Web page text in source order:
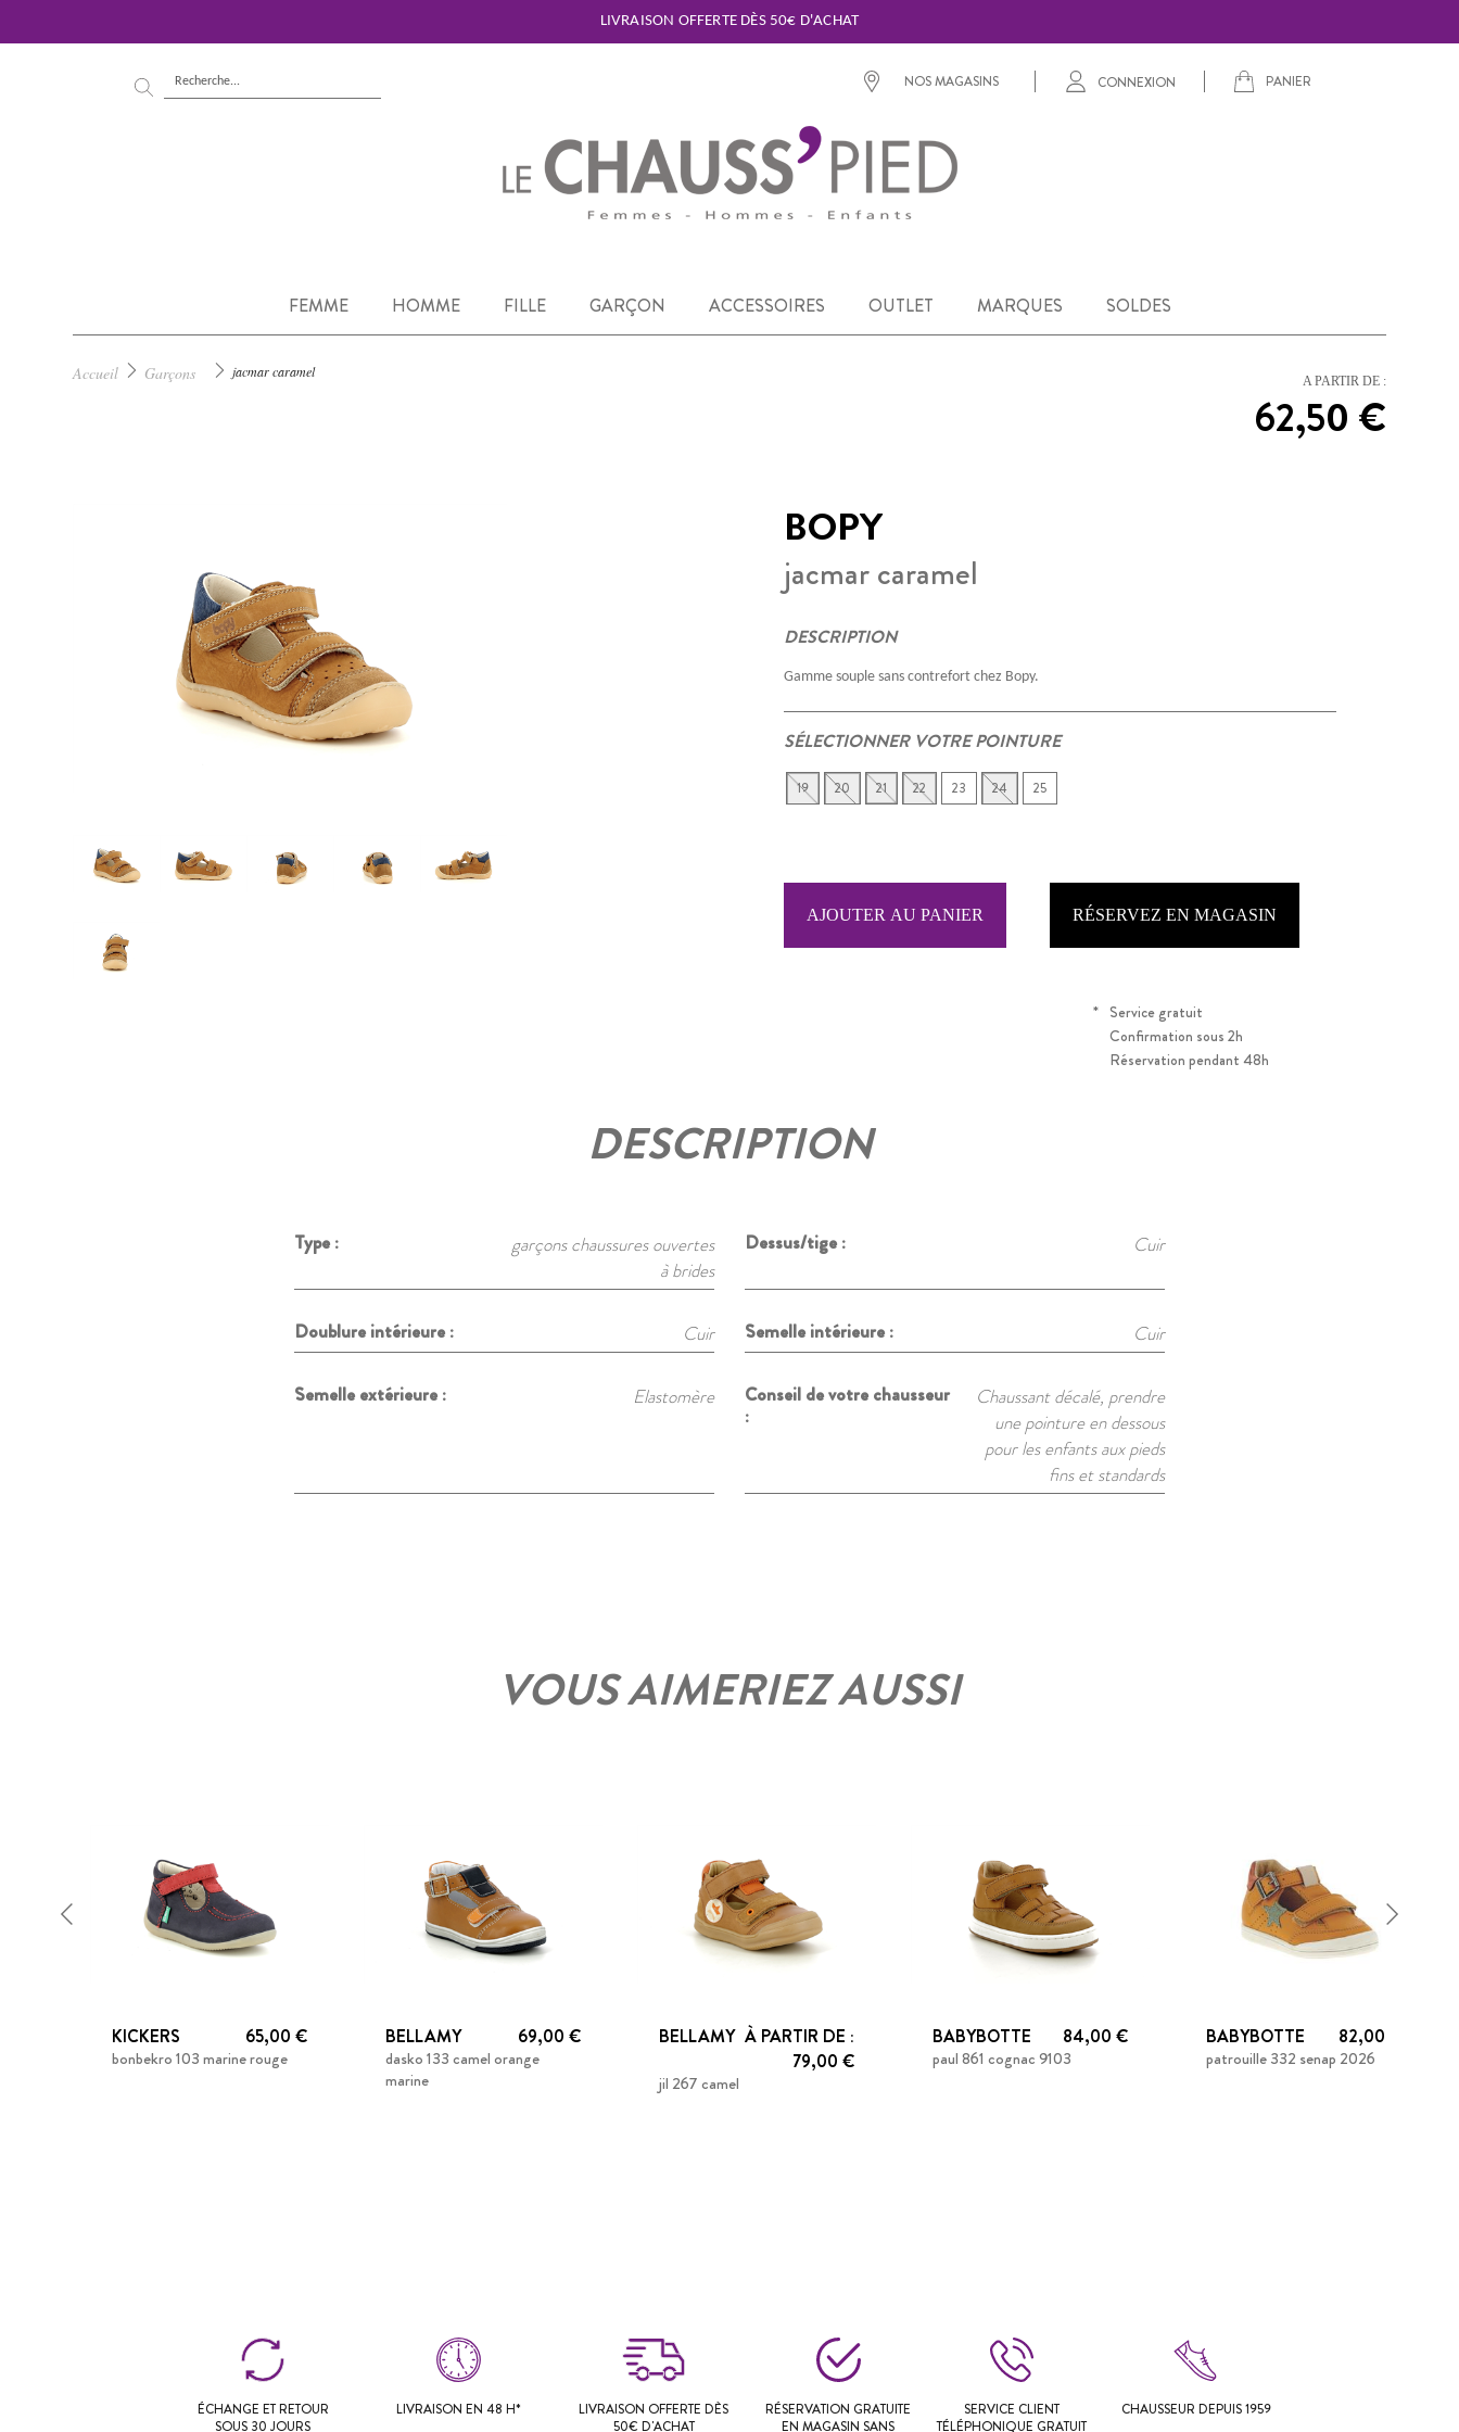
LIVRAISON OFFERTE DÈS 50€ D'ACHAT
NOS MAGASINS CONNEXION PANIER
FEMME HOMME FILLE GARÇON ACCESSOIRES OUTLET MARQUES SOLDES
Accueil Garçons jacmar caramel
BOPY
jacmar caramel
DESCRIPTION
Gamme souple sans contrefort chez Bopy.
SÉLECTIONNER VOTRE POINTURE
19 20 21 22 23 24 25
RÉSERVEZ EN MAGASIN
* Service gratuit
Confirmation sous 2h
Réservation pendant 48h
A PARTIR DE :
62,50 €
DESCRIPTION
Type :
garçons chaussures ouvertes
à brides
Dessus/tige : Cuir
Doublure intérieure : Cuir Semelle intérieure : Cuir
Semelle extérieure : Elastomère
Conseil de votre chausseur
:
Chaussant décalé, prendre
une pointure en dessous
pour les enfants aux pieds
fins et standards
VOUS AIMERIEZ AUSSI
KICKERS 65,00 €
bonbekro 103 marine rouge
BELLAMY 69,00 €
dasko 133 camel orange
marine
BELLAMY À PARTIR DE :
79,00 €
jil 267 camel
BABYBOTTE 84,00 €
paul 861 cognac 9103
BABYBOTTE 82,00 €
patrouille 332 senap 2026
ÉCHANGE ET RETOUR
SOUS 30 JOURS
LIVRAISON EN 48 H*
LIVRAISON OFFERTE DÈS
50€ D'ACHAT
RÉSERVATION GRATUITE
EN MAGASIN SANS
SERVICE CLIENT
TÉLÉPHONIQUE GRATUIT
CHAUSSEUR DEPUIS 1959